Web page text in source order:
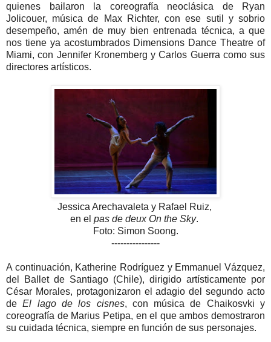
quienes bailaron la coreografía neoclásica de Ryan
Jolicouer, música de Max Richter, con ese sutil y sobrio
desempeño, amén de muy bien entrenada técnica, a que
nos tiene ya acostumbrados Dimensions Dance Theatre of
Miami, con Jennifer Kronemberg y Carlos Guerra como sus
directores artísticos.
Jessica Arechavaleta y Rafael Ruiz,
en el pas de deux On the Sky.
Foto: Simon Soong.
----------------
A continuación, Katherine Rodríguez y Emmanuel Vázquez,
del Ballet de Santiago (Chile), dirigido artísticamente por
César Morales, protagonizaron el adagio del segundo acto
deEl lago de los cisnes, con música de Chaikosvki y
coreografía de Marius Petipa, en el que ambos demostraron
su cuidada técnica, siempre en función de sus personajes.